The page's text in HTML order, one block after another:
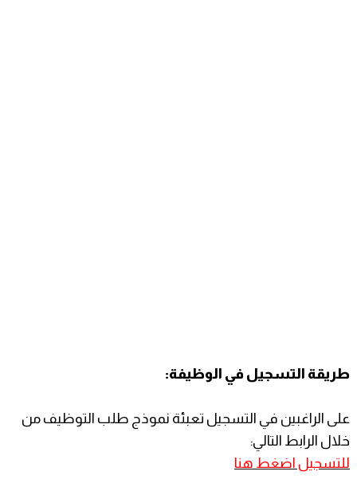
طريقة التسجيل في الوظيفة:
على الراغبين في التسجيل تعبئة نموذج طلب التوظيف من
خلال الرابط التالي:
للتسجيل اضغط هنا